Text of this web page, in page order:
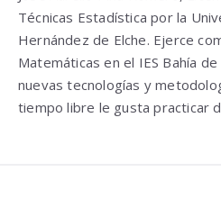
Técnicas Estadística por la
Hernández de Elche. Ejerce
Matemáticas en el IES Bahía
nuevas tecnologías y
tiempo libre le gusta practicar